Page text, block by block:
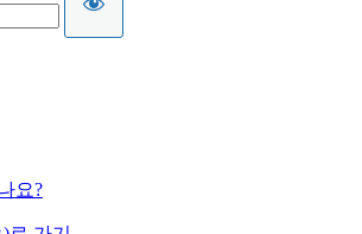
요?